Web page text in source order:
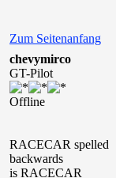
Zum Seitenanfang
chevymirco
GT-Pilot
Offline
RACECAR spelled
backwards
is RACECAR